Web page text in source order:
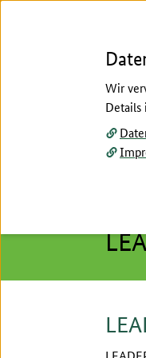
Wir
Details